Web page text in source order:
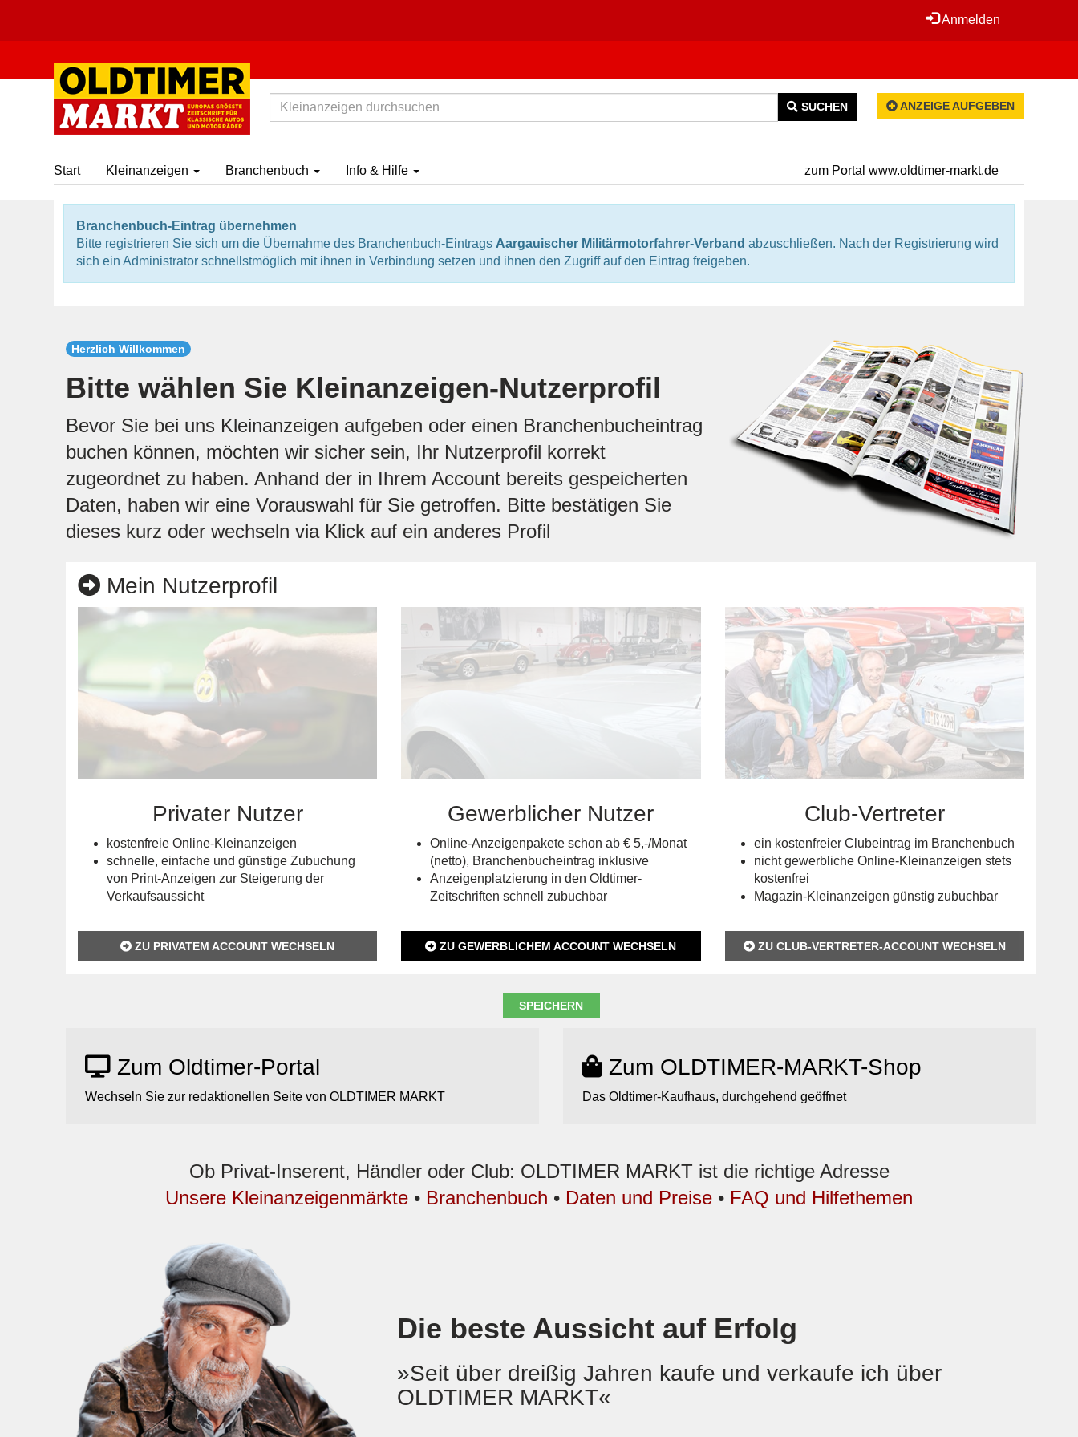
Anmelden
SUCHEN ANZEIGE AUFGEBEN
Start Kleinanzeigen Branchenbuch Info & Hilfe zum Portal www.oldtimer-markt.de
Branchenbuch-Eintrag übernehmen
Bitte registrieren Sie sich um die Übernahme des Branchenbuch-Eintrags Aargauischer Militärmotorfahrer-Verband abzuschließen. Nach der Registrierung wird
sich ein Administrator schnellstmöglich mit ihnen in Verbindung setzen und ihnen den Zugriff auf den Eintrag freigeben.
Herzlich Willkommen
Bitte wählen Sie Kleinanzeigen-Nutzerprofil
Bevor Sie bei uns Kleinanzeigen aufgeben oder einen Branchenbucheintrag
buchen können, möchten wir sicher sein, Ihr Nutzerprofil korrekt
zugeordnet zu haben. Anhand der in Ihrem Account bereits gespeicherten
Daten, haben wir eine Vorauswahl für Sie getroffen. Bitte bestätigen Sie
dieses kurz oder wechseln via Klick auf ein anderes Profil
Mein Nutzerprofil
Privater Nutzer
kostenfreie Online-Kleinanzeigen
schnelle, einfache und günstige Zubuchung
von Print-Anzeigen zur Steigerung der
Verkaufsaussicht
ZU PRIVATEM ACCOUNT WECHSELN
Gewerblicher Nutzer
Online-Anzeigenpakete schon ab € 5,-/Monat
(netto), Branchenbucheintrag inklusive
Anzeigenplatzierung in den Oldtimer-
Zeitschriften schnell zubuchbar
ZU GEWERBLICHEM ACCOUNT WECHSELN
Club-Vertreter
ein kostenfreier Clubeintrag im Branchenbuch
nicht gewerbliche Online-Kleinanzeigen stets
kostenfrei
Magazin-Kleinanzeigen günstig zubuchbar
ZU CLUB-VERTRETER-ACCOUNT WECHSELN
Zum Oldtimer-Portal
Wechseln Sie zur redaktionellen Seite von OLDTIMER MARKT
Zum OLDTIMER-MARKT-Shop
Das Oldtimer-Kaufhaus, durchgehend geöffnet
Ob Privat-Inserent, Händler oder Club: OLDTIMER MARKT ist die richtige Adresse
Unsere Kleinanzeigenmärkte • Branchenbuch • Daten und Preise • FAQ und Hilfethemen
Die beste Aussicht auf Erfolg
»Seit über dreißig Jahren kaufe und verkaufe ich über
OLDTIMER MARKT«